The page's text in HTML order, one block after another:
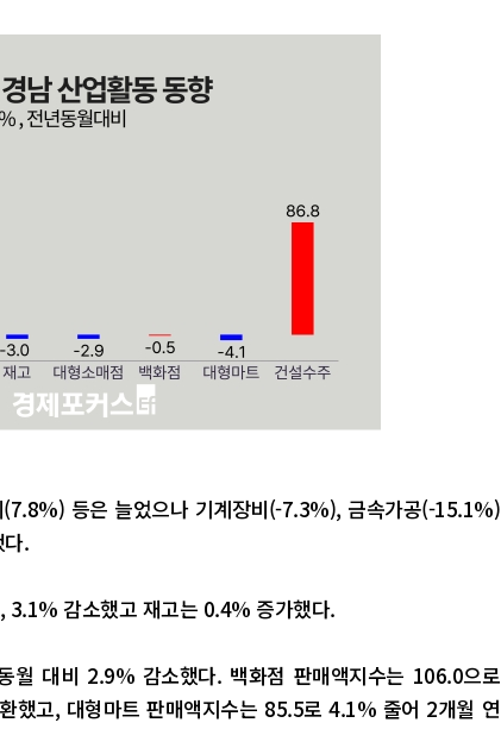
등은 늘었으나 기계장비(-7.3%), 금속가공(-15.1%)
.
3.1% 감소했고 재고는 0.4% 증가했다.
월 대비 2.9% 감소했다. 백화점 판매액지수는 106.0으로
했고, 대형마트 판매액지수는 85.5로 4.1% 줄어 2개월 연